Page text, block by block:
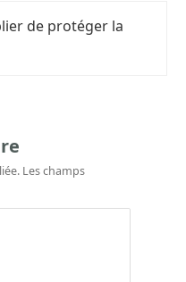
de protéger la
Les champs